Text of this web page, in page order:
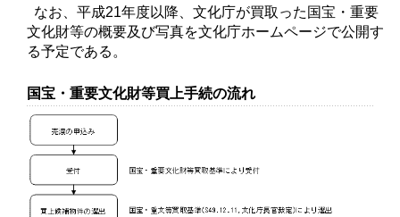
なお、平成21年度以降、文化庁が買取った国宝・重要
文化財等の概要及び写真を文化庁ホームページで公開す
る予定である。
国宝・重要文化財等買上手続の流れ